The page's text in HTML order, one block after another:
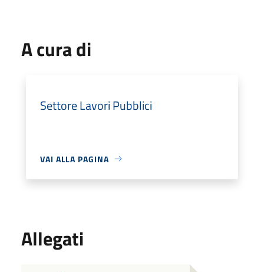
A cura di
Settore Lavori Pubblici
VAI ALLA PAGINA
Allegati